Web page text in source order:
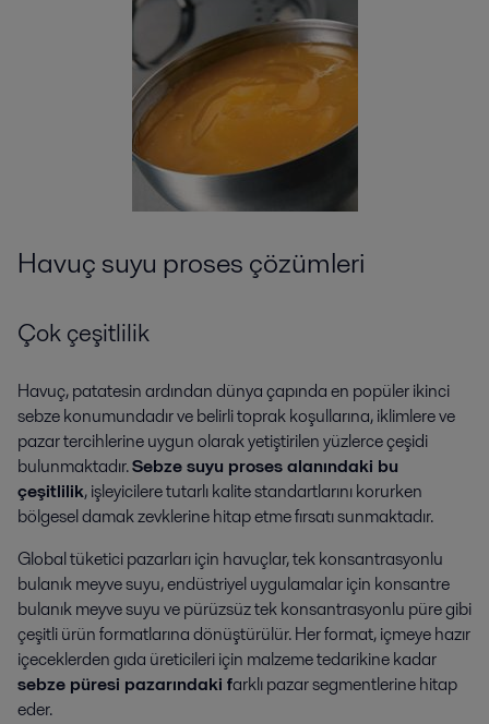
Havuç suyu proses çözümleri
Çok çeşitlilik
Havuç, patatesin ardından dünya çapında en popüler ikinci
sebze konumundadır ve belirli toprak koşullarına, iklimlere ve
pazar tercihlerine uygun olarak yetiştirilen yüzlerce çeşidi
bulunmaktadır.Sebze suyu proses alanındaki bu
çeşitlilik, işleyicilere tutarlı kalite standartlarını korurken
bölgesel damak zevklerine hitap etme fırsatı sunmaktadır.
Global tüketici pazarları için havuçlar, tek konsantrasyonlu
bulanık meyve suyu, endüstriyel uygulamalar için konsantre
bulanık meyve suyu ve pürüzsüz tek konsantrasyonlu püre gibi
çeşitli ürün formatlarına dönüştürülür. Her format, içmeye hazır
içeceklerden gıda üreticileri için malzeme tedarikine kadar
sebze püresi pazarındaki farklı pazar segmentlerine hitap
eder.